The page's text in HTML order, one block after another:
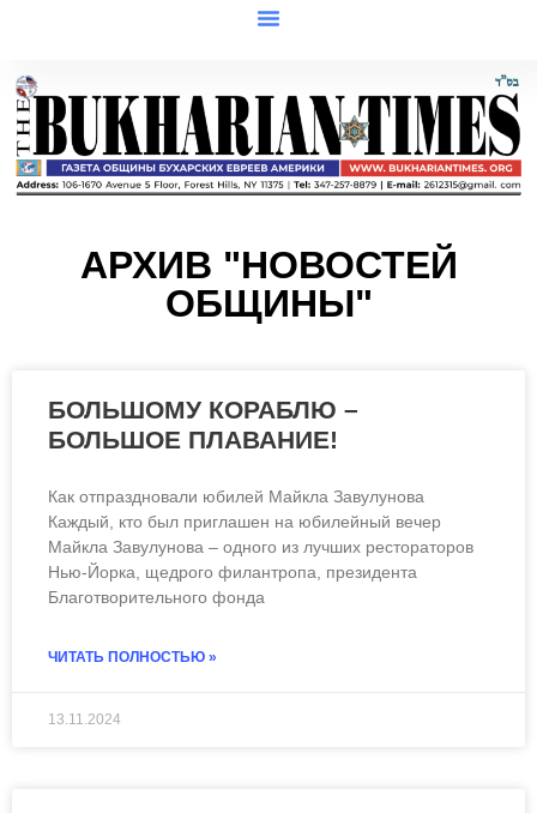
АРХИВ "НОВОСТЕЙ
ОБЩИНЫ"
БОЛЬШОМУ КОРАБЛЮ –
БОЛЬШОЕ ПЛАВАНИЕ!
Как отпраздновали юбилей Майкла Завулунова
Каждый, кто был приглашен на юбилейный вечер
Майкла Завулунова – одного из лучших рестораторов
Нью-Йорка, щедрого филантропа, президента
Благотворительного фонда
ЧИТАТЬ ПОЛНОСТЬЮ »
13.11.2024